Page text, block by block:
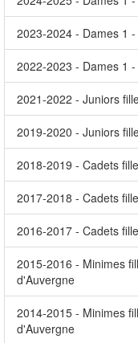
2023-2024 - Dames 1 -
2022-2023 - Dames 1 -
2021-2022 - Juniors
2019-2020 - Juniors
2018-2019 - Cadets
2017-2018 - Cadets
2016-2017 - Cadets
2015-2016 - Minimes
d'Auvergne
2014-2015 - Minimes
d'Auvergne